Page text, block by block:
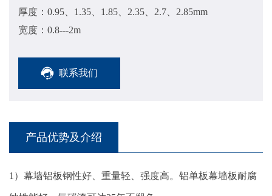
厚度：0.95、1.35、1.85、2.35、2.7、2.85mm
宽度：0.8---2m
联系我们
产品优势及介绍
1）幕墙铝板钢性好、重量轻、强度高。铝单板幕墙板耐腐